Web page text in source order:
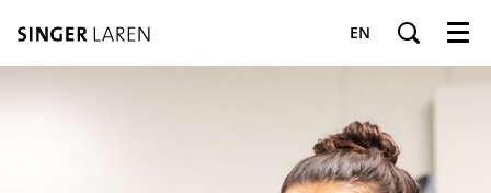
EN Menu